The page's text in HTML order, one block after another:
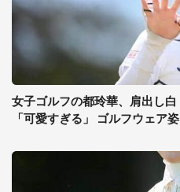
女子ゴルフの都玲華、肩出し白
「可愛すぎる」 ゴルフウェア